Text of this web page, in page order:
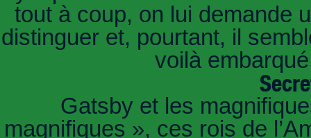
tout à coup, on lui demande
distinguer et, pourtant, il
voilà
Gatsby et les
magnifiques », ces rois de